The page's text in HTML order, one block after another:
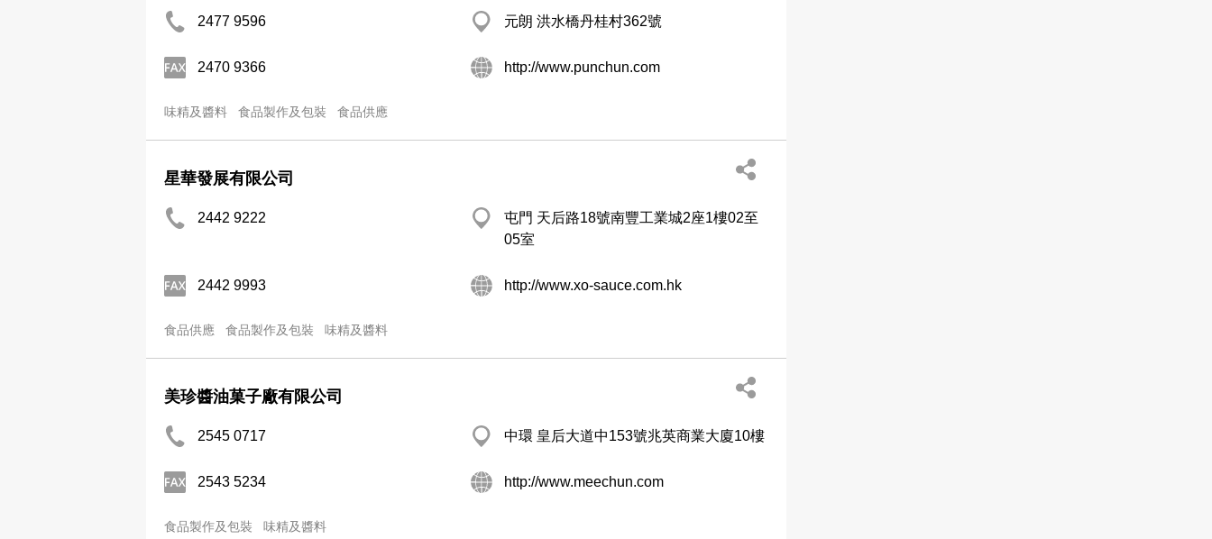
2477 9596 元朗 洪水橋丹桂村362號
2470 9366 http://www.punchun.com
味精及醬料 食品製作及包裝 食品供應
星華發展有限公司
2442 9222
屯門 天后路18號南豐工業城2座1樓02至
05室
2442 9993 http://www.xo-sauce.com.hk
食品供應 食品製作及包裝 味精及醬料
美珍醬油菓子廠有限公司
2545 0717 中環 皇后大道中153號兆英商業大廈10樓
2543 5234 http://www.meechun.com
食品製作及包裝 味精及醬料